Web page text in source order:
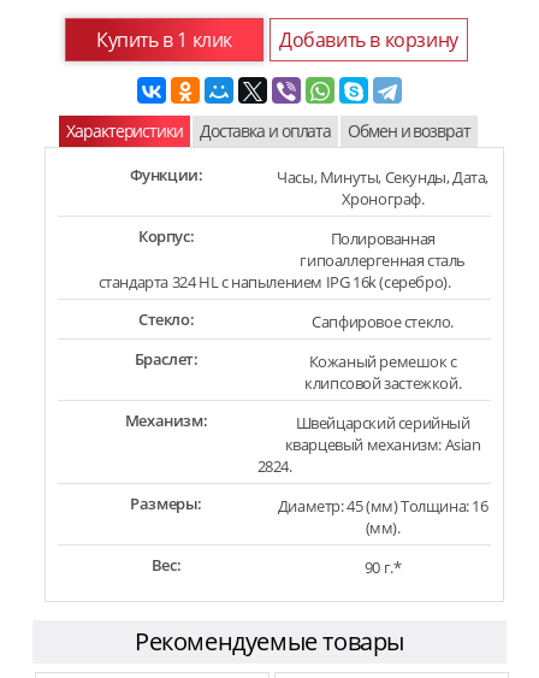
Купить в 1 клик Добавить в корзину
Характеристики Доставка и оплата Обмен и возврат
Функции:
Часы, Минуты, Секунды, Дата,
Хронограф.
Корпус:
Полированная
гипоаллергенная сталь
стандарта 324 HL с напылением IPG 16k (серебро).
Стекло:
Сапфировое стекло.
Браслет:
Кожаный ремешок с
клипсовой застежкой.
Механизм:
Швейцарский серийный
кварцевый механизм: Asian
2824.
Размеры:
Диаметр: 45 (мм) Толщина: 16
(мм).
Вес:
90 г.*
Рекомендуемые товары